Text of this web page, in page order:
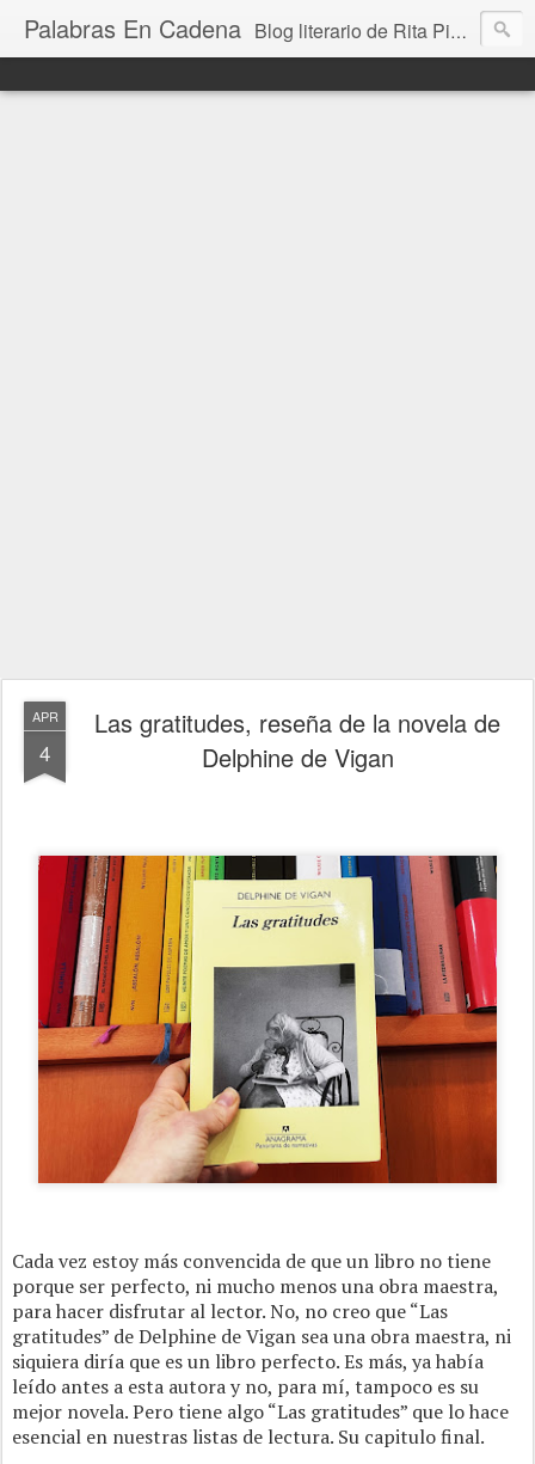
Palabras En Cadena Blog literario de Rita Piedrafita
APR
4
Las gratitudes, reseña de la novela de
Delphine de Vigan
Cada vez estoy más convencida de que un libro no tiene
porque ser perfecto, ni mucho menos una obra maestra,
para hacer disfrutar al lector. No, no creo que “Las
gratitudes” de Delphine de Vigan sea una obra maestra, ni
siquiera diría que es un libro perfecto. Es más, ya había
leído antes a esta autora y no, para mí, tampoco es su
mejor novela. Pero tiene algo “Las gratitudes” que lo hace
esencial en nuestras listas de lectura. Su capitulo final.